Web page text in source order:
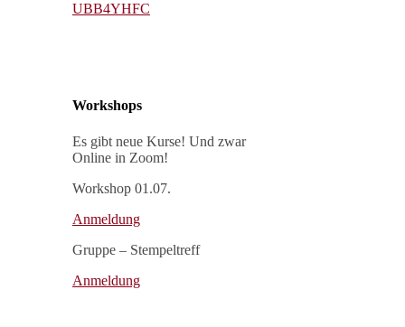
UBB4YHFC
Workshops
Es gibt neue Kurse! Und zwar
Online in Zoom!
Workshop 01.07.
Anmeldung
Gruppe – Stempeltreff
Anmeldung